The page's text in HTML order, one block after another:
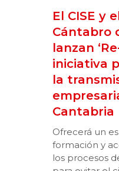
El CISE y
Cántabro
lanzan
iniciativa
la
Cantabria
Ofrecerá un
formación y
los procesos